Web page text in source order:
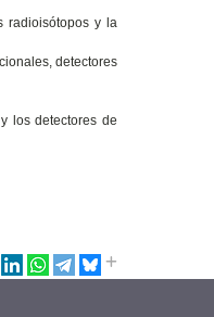
radioisótopos y la
detectores
los detectores de